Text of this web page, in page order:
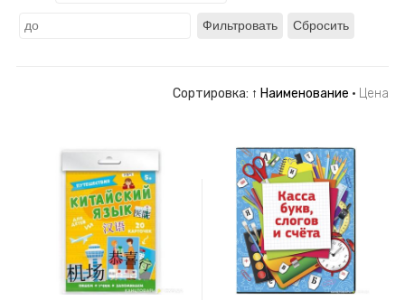
Фильтровать Сбросить
Сортировка: ↑ Наименование · Цена